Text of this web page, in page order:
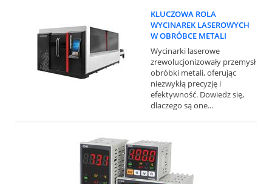
KLUCZOWA ROLA
WYCINAREK LASEROWYCH
W OBRÓBCE METALI
Wycinarki laserowe
zrewolucjonizowały przemysł
obróbki metali, oferując
niezwykłą precyzję i
efektywność. Dowiedz się,
dlaczego są one...